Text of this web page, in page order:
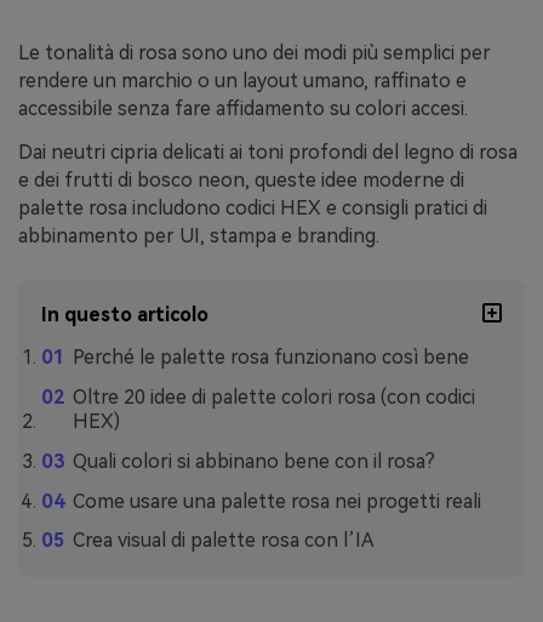
Le tonalità di rosa sono uno dei modi più semplici per
rendere un marchio o un layout umano, raffinato e
accessibile senza fare affidamento su colori accesi.
Dai neutri cipria delicati ai toni profondi del legno di rosa
e dei frutti di bosco neon, queste idee moderne di
palette rosa includono codici HEX e consigli pratici di
abbinamento per UI, stampa e branding.
In questo articolo
Perché le palette rosa funzionano così bene
Oltre 20 idee di palette colori rosa (con codici
HEX)
Quali colori si abbinano bene con il rosa?
Come usare una palette rosa nei progetti reali
Crea visual di palette rosa con l’IA